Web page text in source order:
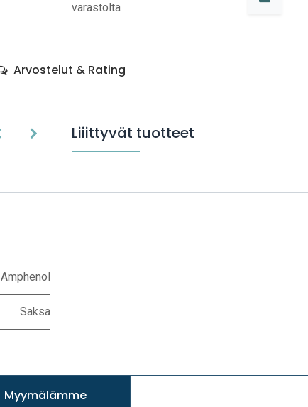
varastolta
Arvostelut & Rating
Liiittyvät tuotteet
Amphenol
Saksa
Myymälämme